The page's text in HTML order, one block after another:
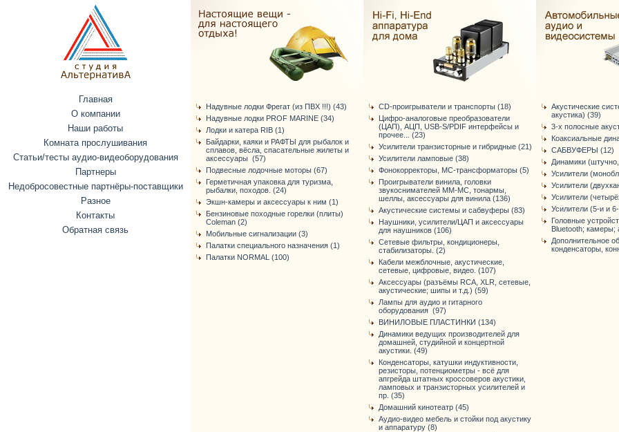
Главная
О компании
Наши работы
Комната прослушивания
Статьи/тесты аудио-видеоборудования
Партнеры
Недобросовестные партнёры-поставщики
Разное
Контакты
Обратная связь
Надувные лодки Фрегат (из ПВХ !!!) (43)
Надувные лодки PROF MARINE (34)
Лодки и катера RIB (1)
Байдарки, каяки и РАФТЫ для рыбалок и
сплавов, вёсла, спасательные жилеты и
аксессуары (57)
Подвесные лодочные моторы (67)
Герметичная упаковка для туризма,
рыбалки, походов. (24)
Экшн-камеры и аксессуары к ним (1)
Бензиновые походные горелки (плиты)
Coleman (2)
Мобильные сигнализации (3)
Палатки специального назначения (1)
Палатки NORMAL (100)
CD-проигрыватели и транспорты (18)
Цифро-аналоговые преобразователи
(ЦАП), АЦП, USB-S/PDIF интерфейсы и
прочее... (23)
Усилители транзисторные и гибридные (21)
Усилители ламповые (38)
Фонокорректоры, МС-трансформаторы (5)
Проигрыватели винила, головки
звукоснимателей ММ-МС, тонармы,
шеллы, аксессуары для винила (136)
Акустические системы и сабвуферы (83)
Наушники, усилители/ЦАП и аксессуары
для наушников (106)
Сетевые фильтры, кондиционеры,
стабилизаторы. (2)
Кабели межблочные, акустические,
сетевые, цифровые, видео. (107)
Аксессуары (разъёмы RCA, XLR, сетевые,
акустические; шипы и т.д.) (59)
Лампы для аудио и гитарного
оборудования (97)
ВИНИЛОВЫЕ ПЛАСТИНКИ (134)
Динамики ведущих производителей для
домашней, студийной и концертной
акустики. (49)
Конденсаторы, катушки индуктивности,
резисторы, потенциометры - всё для
апгрейда штатных кроссоверов акустики,
ламповых и транзисторных усилителей и
пр. (35)
Домашний кинотеатр (45)
Аудио-видео мебель и стойки под акустику
и аппаратуру (8)
Акустические
акустика) (39)
3-х полосные
Коаксиальные
САБВУФЕРЫ (12)
Динамики
Усилители
Усилители
Усилители
Усилители (5-и и
Головные
Bluetooth; камеры;
Дополнительное
конденсаторы,